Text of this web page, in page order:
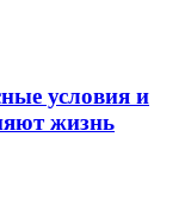
условия и
жизнь